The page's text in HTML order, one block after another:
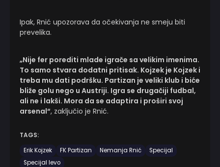
Ipak, Rnić upozorava da očekivanja ne smeju biti
prevelika.
„Nije fer porediti mlade igrače sa velikim imenima.
To samo stvara dodatni pritisak. Kojzek je Kojzek i
treba mu dati podršku. Partizan je veliki klub i biće
bliže golu nego u Austriji. Igra se drugačiji fudbal,
ali ne i lakši. Mora da se adaptira i proširi svoj
arsenal“, zaključio je Rnić.
TAGS:
Erik Kojzek
FK Partizan Nemanja Rnić
Specijal
Specijal levo